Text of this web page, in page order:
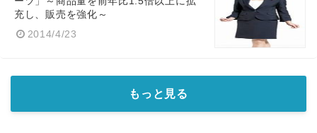
充し、販売を強化～
2014/4/23
もっと見る